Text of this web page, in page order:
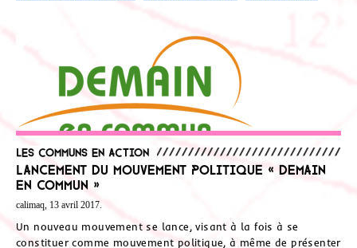
Les communs en action
Lancement du mouvement politique « Demain
en Commun »
calimaq, 13 avril 2017.
Un nouveau mouvement se lance, visant à la fois à se
constituer comme mouvement politique, à même de présenter